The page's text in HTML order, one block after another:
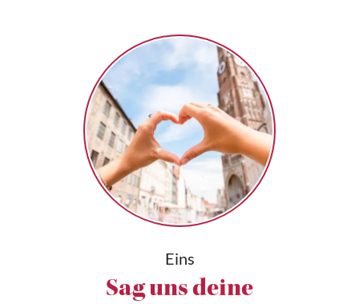
Eins
Sag uns deine